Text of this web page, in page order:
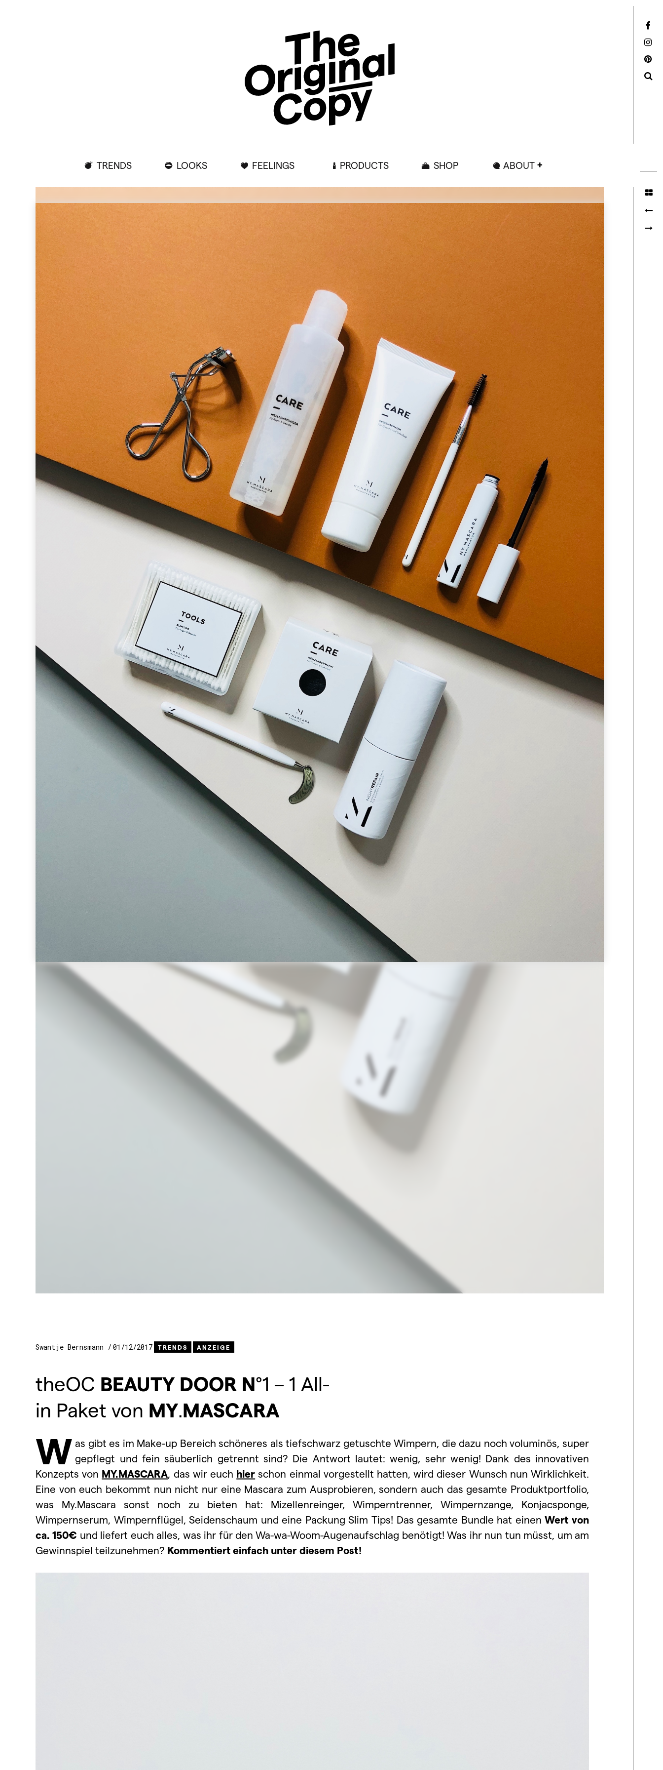
TRENDS LOOKS FEELINGS PRODUCTS SHOP ABOUT
Swantje Bernsmann 01/12/2017 TRENDS ANZEIGE
theOC BEAUTY DOOR N°1 – 1 All-
in Paket von MY.MASCARA
W as gibt es im Make-up Bereich schöneres als tiefschwarz getuschte Wimpern, die dazu noch voluminös, super
gepflegt und fein säuberlich getrennt sind? Die Antwort lautet: wenig, sehr wenig! Dank des innovativen
Konzepts von MY.MASCARA , das wir euch hier schon einmal vorgestellt hatten, wird dieser Wunsch nun Wirklichkeit.
Eine von euch bekommt nun nicht nur eine Mascara zum Ausprobieren, sondern auch das gesamte Produktportfolio,
was My.Mascara sonst noch zu bieten hat: Mizellenreinger, Wimperntrenner, Wimpernzange, Konjacsponge,
Wimpernserum, Wimpernflügel, Seidenschaum und eine Packung Slim Tips! Das gesamte Bundle hat einenWert von
ca. 150€ und liefert euch alles, was ihr für den Wa-wa-Woom-Augenaufschlag benötigt! Was ihr nun tun müsst, um am
Gewinnspiel teilzunehmen? Kommentiert einfach unter diesem Post!